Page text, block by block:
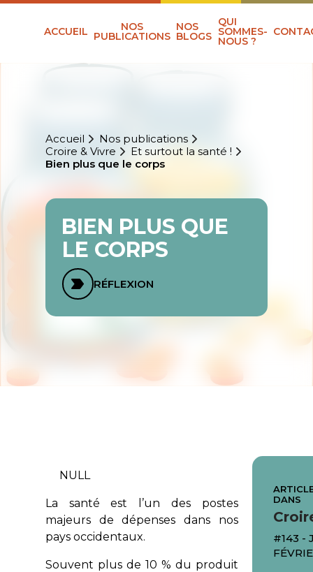
ACCUEIL NOS
PUBLICATIONS
NOS
BLOGS
QUI
SOMMES-
NOUS ?
Accueil
Nos publications
Croire & Vivre
Et surtout la santé !
Bien plus que le corps
BIEN PLUS QUE
LE CORPS
RÉFLEXION
NULL
La santé est l’un des postes
majeurs de dépenses dans nos
pays occidentaux.
Souvent plus de 10 % du produit
DANS
#143 -